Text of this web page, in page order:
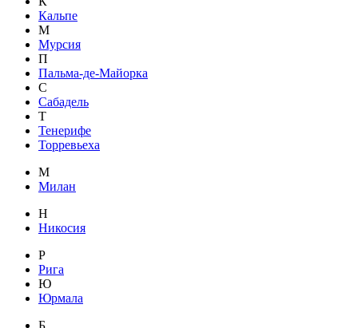
Кальпе
М
Мурсия
П
Пальма-де-Майорка
С
Сабадель
Т
Тенерифе
Торревьеха
М
Милан
Н
Никосия
Р
Рига
Ю
Юрмала
Б